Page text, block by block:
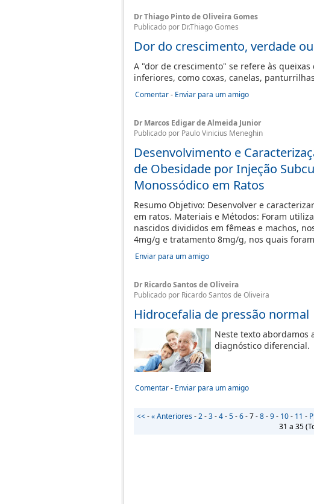
Dr Thiago Pinto de Oliveira Gomes
Publicado por Dr.Thiago Gomes
Dor do crescimento, verdade
A "dor de crescimento" se refere às
inferiores, como coxas, canelas,
Comentar- Enviar para um amigo
Dr Marcos Edigar de Almeida Junior
Publicado por Paulo Vinicius Meneghin
Desenvolvimento e
de Obesidade por Injeção
Monossódico em Ratos
Resumo Objetivo: Desenvolver e
em ratos. Materiais e Métodos: Foram
nascidos divididos em fêmeas e machos,
4mg/g e tratamento 8mg/g, nos quais
Enviar para um amigo
Dr Ricardo Santos de Oliveira
Publicado por Ricardo Santos de Oliveira
Hidrocefalia de pressão normal
Neste texto abordamos
diagnóstico diferencial.
Comentar- Enviar para um amigo
<<-« Anteriores-2-3-4-5-6-7-8-9- 10- 11 -
31 a 35